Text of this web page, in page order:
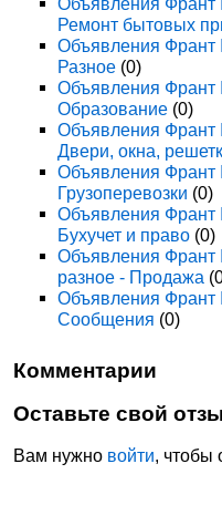
Ремонт бытовых
Объявления Франт
Разное (0)
Объявления Франт
Образование (0)
Объявления Франт
Двери, окна,
Объявления Франт
Грузоперевозки (0)
Объявления Франт
Бухучет и право (0)
Объявления Франт
разное - Продажа
Объявления Франт
Сообщения (0)
Комментарии
Оставьте свой
Вам нужно войти, чтобы